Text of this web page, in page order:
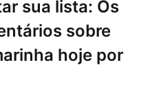
sua lista: Os
sobre
hoje por